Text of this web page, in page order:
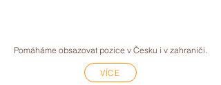
Pomáháme obsazovat pozice v Česku i v zahraničí.
VÍCE